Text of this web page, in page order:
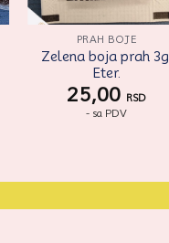
PRAH BOJE
Zelena boja prah 3g.
Eter.
25,00 RSD
- sa PDV